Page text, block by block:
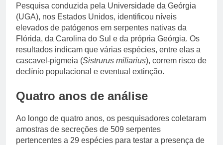
Pesquisa conduzida pela Universidade da Geórgia
(UGA), nos Estados Unidos, identificou níveis
elevados de patógenos em serpentes nativas da
Flórida, da Carolina do Sul e da própria Geórgia. Os
resultados indicam que várias espécies, entre elas a
cascavel-pigmeia (Sistrurus miliarius), correm risco de
declínio populacional e eventual extinção.
Quatro anos de análise
Ao longo de quatro anos, os pesquisadores coletaram
amostras de secreções de 509 serpentes
pertencentes a 29 espécies para testar a presença de